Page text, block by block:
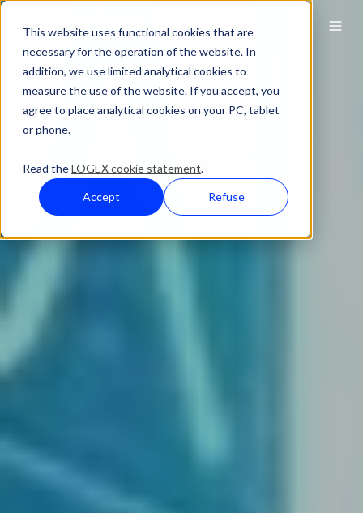
This website uses functional cookies that are
necessary for the operation of the website. In
addition, we use limited analytical cookies to
measure the use of the website. If you accept, you
agree to place analytical cookies on your PC, tablet
or phone.
Read theLOGEX cookie statement.
Accept Refuse